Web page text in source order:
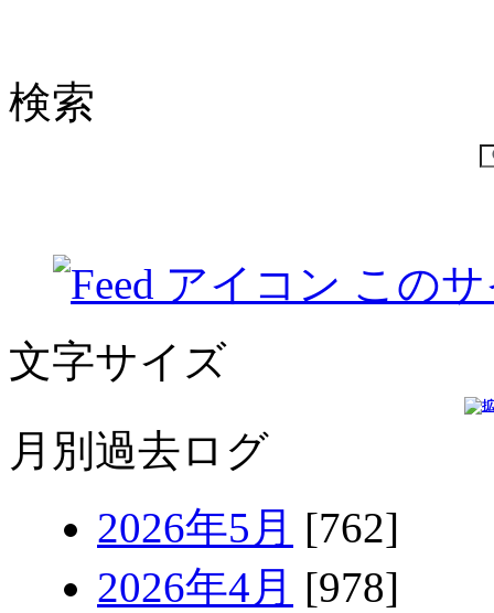
検索
この
文字サイズ
月別過去ログ
2026年5月 [762]
2026年4月 [978]